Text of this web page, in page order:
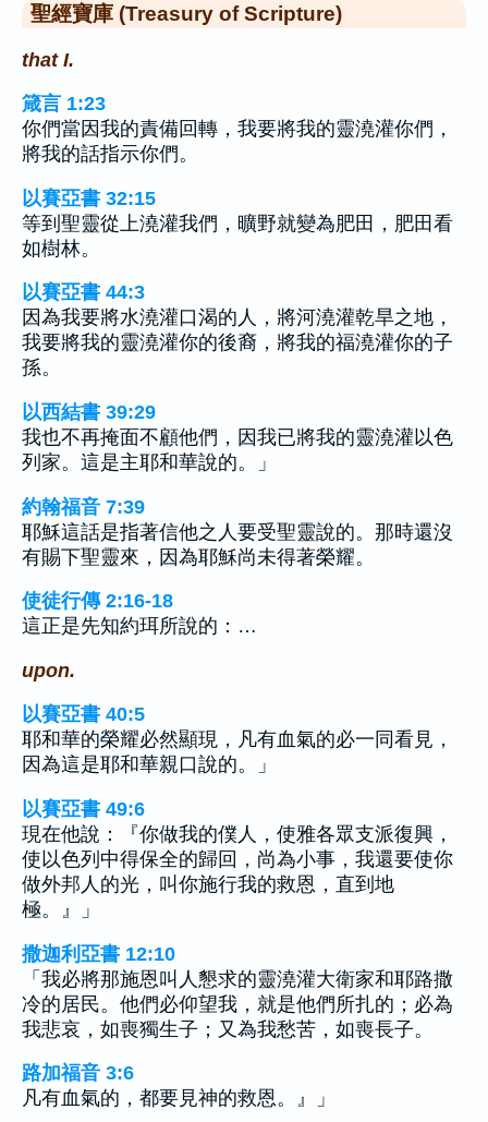
聖經寶庫 (Treasury of Scripture)
that I.
箴言 1:23
你們當因我的責備回轉，我要將我的靈澆灌你們，
將我的話指示你們。
以賽亞書 32:15
等到聖靈從上澆灌我們，曠野就變為肥田，肥田看
如樹林。
以賽亞書 44:3
因為我要將水澆灌口渴的人，將河澆灌乾旱之地，
我要將我的靈澆灌你的後裔，將我的福澆灌你的子
孫。
以西結書 39:29
我也不再掩面不顧他們，因我已將我的靈澆灌以色
列家。這是主耶和華說的。」
約翰福音 7:39
耶穌這話是指著信他之人要受聖靈說的。那時還沒
有賜下聖靈來，因為耶穌尚未得著榮耀。
使徒行傳 2:16-18
這正是先知約珥所說的：…
upon.
以賽亞書 40:5
耶和華的榮耀必然顯現，凡有血氣的必一同看見，
因為這是耶和華親口說的。」
以賽亞書 49:6
現在他說：『你做我的僕人，使雅各眾支派復興，
使以色列中得保全的歸回，尚為小事，我還要使你
做外邦人的光，叫你施行我的救恩，直到地
極。』」
撒迦利亞書 12:10
「我必將那施恩叫人懇求的靈澆灌大衛家和耶路撒
冷的居民。他們必仰望我，就是他們所扎的；必為
我悲哀，如喪獨生子；又為我愁苦，如喪長子。
路加福音 3:6
凡有血氣的，都要見神的救恩。』」